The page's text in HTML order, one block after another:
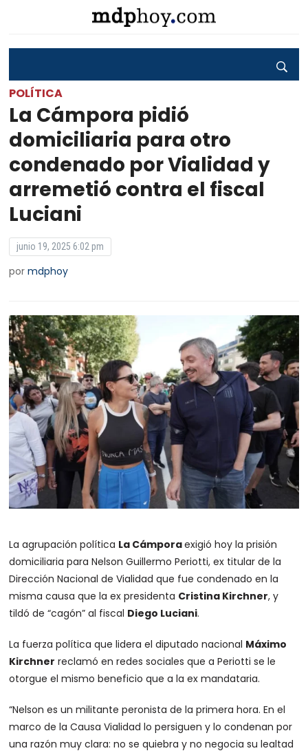
POLÍTICA
La Cámpora pidió
domiciliaria para otro
condenado por Vialidad y
arremetió contra el fiscal
Luciani
junio 19, 2025 6:02 pm
pormdphoy
La agrupación política La Cámporaexigió hoy la prisión
domiciliaria para Nelson Guillermo Periotti, ex titular de la
Dirección Nacional de Vialidad que fue condenado en la
misma causa que la ex presidenta Cristina Kirchner, y
tildó de “cagón” al fiscal Diego Luciani.
La fuerza política que lidera el diputado nacional Máximo
Kirchner reclamó en redes sociales que a Periotti se le
otorgue el mismo beneficio que a la ex mandataria.
“Nelson es un militante peronista de la primera hora. En el
marco de la Causa Vialidad lo persiguen y lo condenan por
una razón muy clara: no se quiebra y no negocia su lealtad